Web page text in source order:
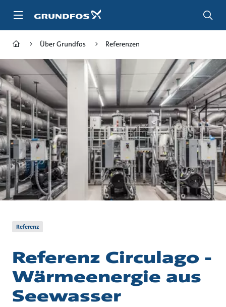
Inhalt
Über Grundfos Referenzen
Referenz
Referenz Circulago -
Wärmeenergie aus
Seewasser